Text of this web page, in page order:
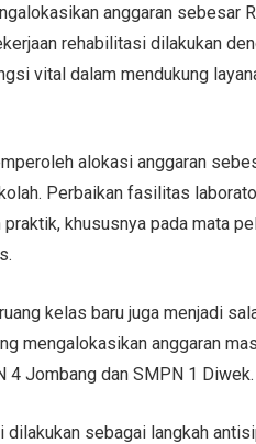
anggaran sebesar
rehabilitasi dilakukan
vital dalam mendukung
alokasi anggaran
Perbaikan fasilitas
khususnya pada mata
kelas baru juga menjadi
mengalokasikan anggaran
4 Jombang dan SMPN 1 Diwek.
dilakukan sebagai langkah